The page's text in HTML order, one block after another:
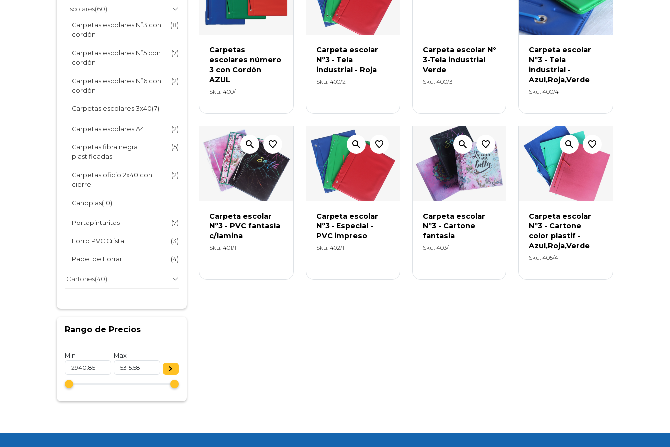
Cartone Fantasía Anillada
Cartone Fantasía Espiralada
Repuestos e Índices (15)
Carpetas con folios PVC
Carpetas con kismet - PVC
tela industrial
(6)
Carpetas base opaca - PVC
Rígido
(8)
Sobres PVC con cierre zipper
Sobres en L (2)
Cucardas Portacredenciales (7)
institucionales
Films PVC
Escolares(60)
Carpetas escolares Nº3 con
cordón
(8)
Carpetas escolares Nº5 con
cordón
(7)
Carpetas escolares Nº6 con
cordón
(2)
Carpetas escolares 3x40(7)
Carpeta Escolares 3x40
c/cierre
(5)
Carpetas escolares A4 (2)
Carpetas fibra negra
plastificadas
(5)
Carpetas oficio 2x40 con
cierre
(2)
Canoplas(10)
Canoplas Tela PU Fantasia
Surtida
(4)
Portapinturitas (7)
Forro PVC Cristal (3)
Papel de Forrar (4)
Cartones(40)
Cartón laminado
Rango de Precios
Min Max
Carpetas
escolares número
3 con Cordón
AZUL
Sku: 400/1
Carpeta escolar
Nº3 - Tela
industrial - Roja
Sku: 400/2
Carpeta escolar N°
3-Tela industrial
Verde
Sku: 400/3
Carpeta escolar
Nº3 - Tela
industrial -
Azul,Roja,Verde
Sku: 400/4
Carpeta escolar
Nº3 - PVC fantasia
c/lamina
Sku: 401/1
Carpeta escolar
Nº3 - Especial -
PVC impreso
Sku: 402/1
Carpeta escolar
Nº3 - Cartone
fantasia
Sku: 403/1
Carpeta escolar
Nº3 - Cartone
color plastif -
Azul,Roja,Verde
Sku: 405/4